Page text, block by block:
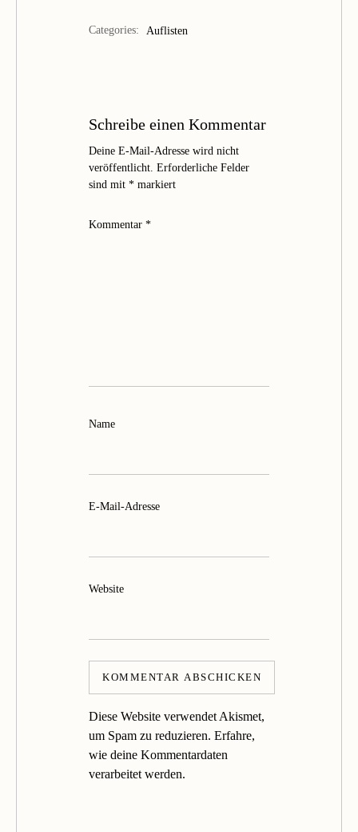
Categories: Auflisten
Schreibe einen Kommentar
Deine E-Mail-Adresse wird nicht
veröffentlicht. Erforderliche Felder
sind mit * markiert
Kommentar *
Name
E-Mail-Adresse
Website
Diese Website verwendet Akismet,
um Spam zu reduzieren. Erfahre,
wie deine Kommentardaten
verarbeitet werden.